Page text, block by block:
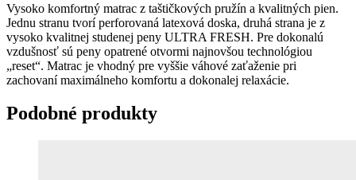
Vysoko komfortný matrac z taštičkových pružín a kvalitných pien.
Jednu stranu tvorí perforovaná latexová doska, druhá strana je z
vysoko kvalitnej studenej peny ULTRA FRESH. Pre dokonalú
vzdušnosť sú peny opatrené otvormi najnovšou technológiou
„reset“. Matrac je vhodný pre vyššie váhové zaťaženie pri
zachovaní maximálneho komfortu a dokonalej relaxácie.
Podobné produkty